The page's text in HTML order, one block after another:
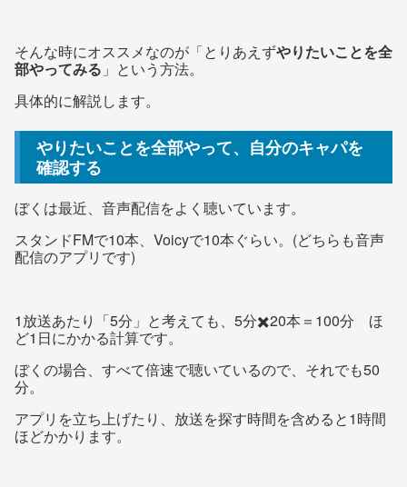
そんな時にオススメなのが「とりあえずやりたいことを全
部やってみる 」という方法。
具体的に解説します。
やりたいことを全部やって、自分のキャパを
確認する
ぼくは最近、音声配信をよく聴いています。
スタンドFMで10本、Voicyで10本ぐらい。(どちらも音声
配信のアプリです)
1放送あたり「5分」と考えても、5分✖️20本＝100分 ほ
ど1日にかかる計算です。
ぼくの場合、すべて倍速で聴いているので、それでも50
分。
アプリを立ち上げたり、放送を探す時間を含めると1時間
ほどかかります。